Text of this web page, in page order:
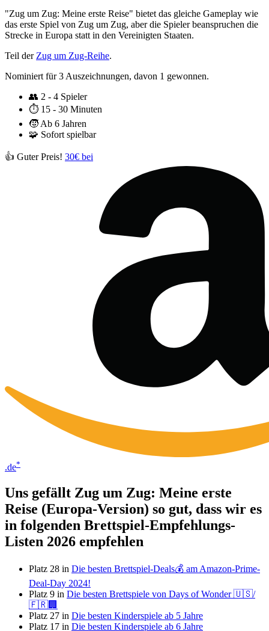
"Zug um Zug: Meine erste Reise" bietet das gleiche Gameplay wie
das erste Spiel von Zug um Zug, aber die Spieler beanspruchen die
Strecke in Europa statt in den Vereinigten Staaten.
Teil der Zug um Zug-Reihe.
Nominiert für 3 Auszeichnungen, davon 1 gewonnen.
👥 2 - 4 Spieler
⏱️ 15 - 30 Minuten
🧒 Ab 6 Jahren
🧩 Sofort spielbar
👍 Guter Preis! 30€ bei
.de*
Uns gefällt Zug um Zug: Meine erste
Reise (Europa-Version) so gut, dass wir es
in folgenden Brettspiel-Empfehlungs-
Listen 2026 empfehlen
Platz 28 in Die besten Brettspiel-Deals💰 am Amazon-Prime-
Deal-Day 2024!
Platz 9 in Die besten Brettspiele von Days of Wonder 🇺🇸/
🇫🇷🏢
Platz 27 in Die besten Kinderspiele ab 5 Jahre
Platz 17 in Die besten Kinderspiele ab 6 Jahre